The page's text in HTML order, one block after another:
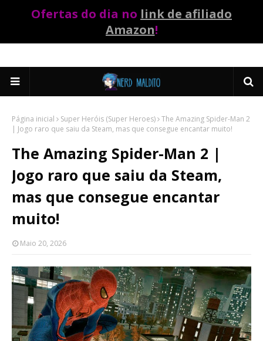
Ofertas do dia no link de afiliado
Amazon!
Página inicial Super Heróis (Super Heroes) The Amazing Spider-Man 2
| Jogo raro que saiu da Steam, mas que consegue encantar muito!
The Amazing Spider-Man 2 |
Jogo raro que saiu da Steam,
mas que consegue encantar
muito!
Maio 20, 2026